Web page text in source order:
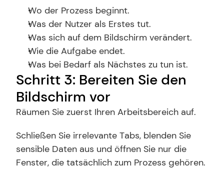
Wo der Prozess beginnt.
Was der Nutzer als Erstes tut.
Was sich auf dem Bildschirm verändert.
Wie die Aufgabe endet.
Was bei Bedarf als Nächstes zu tun ist.
Schritt 3: Bereiten Sie den
Bildschirm vor
Räumen Sie zuerst Ihren Arbeitsbereich auf.
Schließen Sie irrelevante Tabs, blenden Sie
sensible Daten aus und öffnen Sie nur die
Fenster, die tatsächlich zum Prozess gehören.